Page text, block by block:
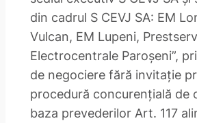
din cadrul S CEVJ SA: EM
Vulcan, EM Lupeni,
Electrocentrale Paroșeni”,
de negociere fără invitaţie
procedură concurenţială de
baza prevederilor Art. 117